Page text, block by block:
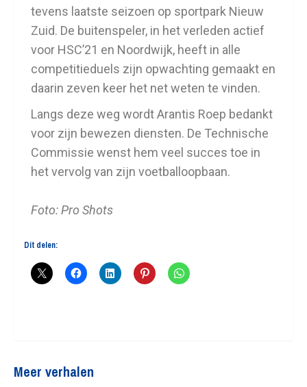
tevens laatste seizoen op sportpark Nieuw
Zuid. De buitenspeler, in het verleden actief
voor HSC’21 en Noordwijk, heeft in alle
competitieduels zijn opwachting gemaakt en
daarin zeven keer het net weten te vinden.
Langs deze weg wordt Arantis Roep bedankt
voor zijn bewezen diensten. De Technische
Commissie wenst hem veel succes toe in
het vervolg van zijn voetballoopbaan.
Foto: Pro Shots
Dit delen:
Meer verhalen